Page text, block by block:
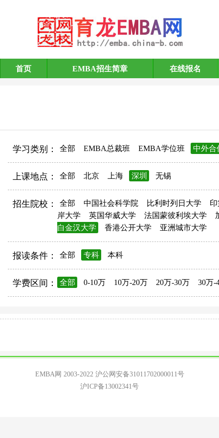
EMBA招生简章
首页 EMBA招生简章 在线报名
学习类别： 全部 EMBA总裁班 EMBA学位班 中外合
上课地点： 全部 北京 上海 深圳 无锡
招生院校： 全部 中国社会科学院 比利时列日大学
岸大学
英国华威大学 法国蒙彼利埃大学
白金汉大学
香港公开大学 亚洲城市大学
报读条件： 全部 专科 本科
学费区间： 全部 0-10万 10万-20万 20万-30万 30万-
EMBA网 2003-2022 沪公网安备31011702000011号
沪ICP备13002341号